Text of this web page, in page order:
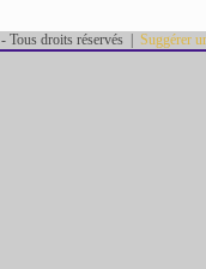
- Tous droits réservés | Suggérer